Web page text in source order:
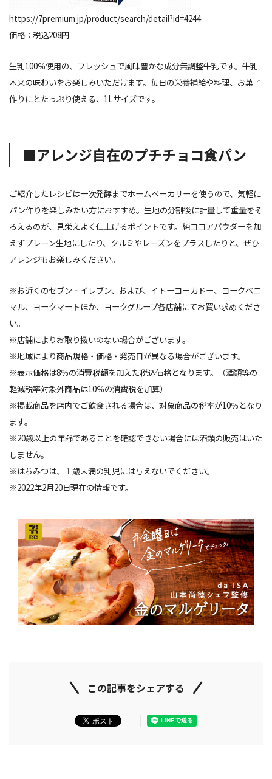
https://7premium.jp/product/search/detail?id=4244
価格：税込208円
生乳100％使用の、フレッシュで風味豊かな成分無調整牛乳です。牛乳
本来の味わいをお楽しみいただけます。毎日の栄養補給や料理、お菓子
作りにとたっぷり使える、1Lサイズです。
■アレンジ自在のプチチョコ食パン
ご紹介したレシピは一次発酵までホームベーカリーを使うので、気軽に
パン作りを楽しみたい方におすすめ。生地の分割後に計量して重量をそ
ろえるのが、見栄えよく仕上げるポイントです。純ココアパウダーを加
えずプレーン生地にしたり、クルミやレーズンをプラスしたりと、ぜひ
アレンジもお楽しみください。
※お近くのセブン‐イレブン、および、イトーヨーカドー、ヨークベニ
マル、ヨークマートほか、ヨークグループ各店舗にてお買い求めくださ
い。
※店舗によりお取り扱いのない場合がございます。
※地域により商品規格・価格・発売日が異なる場合がございます。
※表示価格は8％の消費税額を加えた税込価格となります。（酒類等の
軽減税率対象外商品は10％の消費税を加算）
※掲載商品を店内でご飲食される場合は、対象商品の税率が10％となり
ます。
※20歳以上の年齢であることを確認できない場合には酒類の販売はいた
しません。
※はちみつは、１歳未満の乳児には与えないでください。
※2022年2月20日現在の情報です。
この記事をシェアする